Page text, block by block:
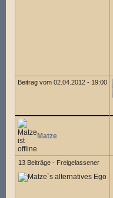
Beitrag vom 02.04.2012 - 19:00
Matze
13 Beiträge - Freigelassener